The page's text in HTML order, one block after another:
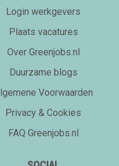
Login werkgevers
Plaats vacatures
Over Greenjobs.nl
Duurzame blogs
Voorwaarden
Privacy & Cookies
FAQ Greenjobs.nl